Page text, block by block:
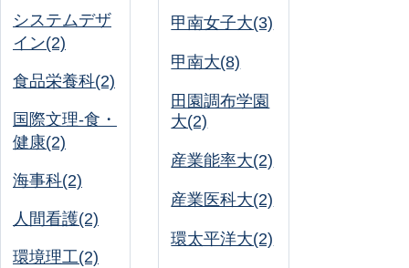
システムデザ
イン(2)
食品栄養科(2)
国際文理-食・
健康(2)
海事科(2)
人間看護(2)
環境理工(2)
甲南女子大(3)
甲南大(8)
田園調布学園
大(2)
産業能率大(2)
産業医科大(2)
環太平洋大(2)